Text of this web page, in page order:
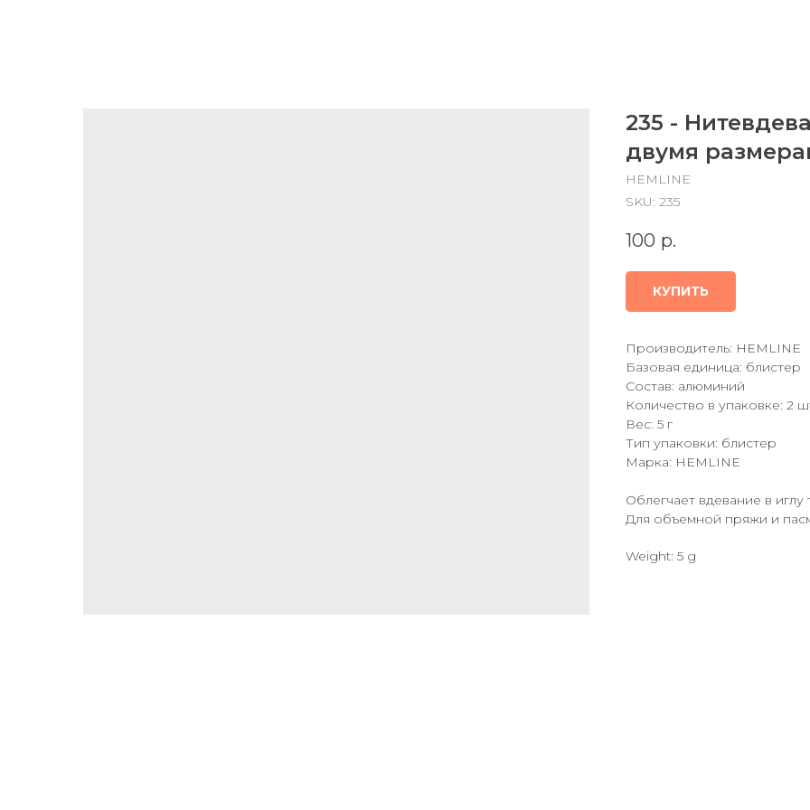
235 -
двумя
HEMLINE
SKU: 235
100 р.
КУПИТЬ
Производитель: HEMLINE
Базовая единица: блистер
Состав: алюминий
Количество в упаковке: 2
Вес: 5 г
Тип упаковки: блистер
Марка: HEMLINE
Облегчает вдевание в
Для объемной пряжи и
Weight: 5 g